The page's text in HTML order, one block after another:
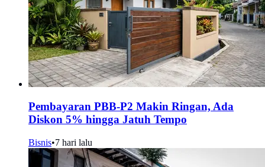
Pembayaran PBB-P2 Makin Ringan, Ada
Diskon 5% hingga Jatuh Tempo
Bisnis•7 hari lalu